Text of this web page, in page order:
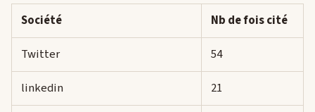
Société
Nb de fois cité
Twitter
54
linkedin
21